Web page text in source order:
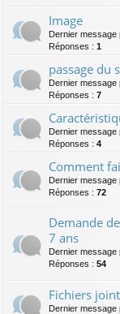
Image
Dernier message
Réponses : 1
passage du
Dernier message
Réponses : 7
Dernier message
Réponses : 4
Comment
Dernier message
Réponses : 72
Demande
7 ans
Dernier message
Réponses : 54
Fichiers
Dernier message